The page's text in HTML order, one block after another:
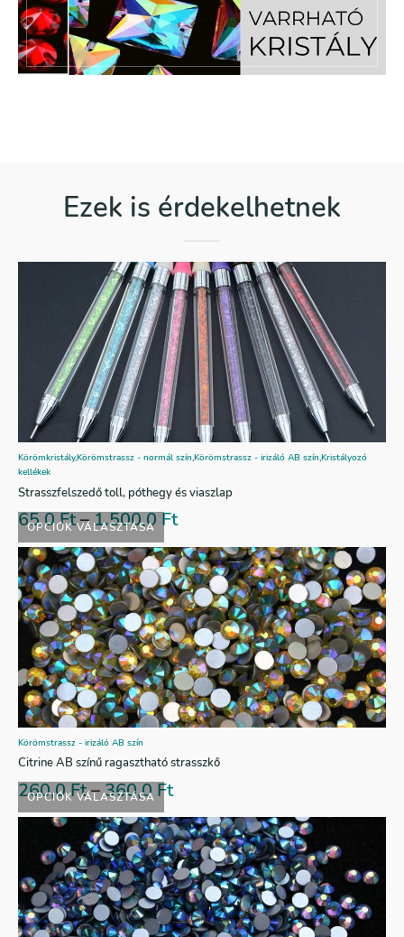
Ezek is érdekelhetnek
OPCIÓK VÁLASZTÁSA
Körömkristály,Körömstrassz - normál szín,Körömstrassz - irizáló AB szín,Kristályozó
kellékek
Strasszfelszedő toll, póthegy és viaszlap
65,0Ft–1.500,0Ft
OPCIÓK VÁLASZTÁSA
Körömstrassz - irizáló AB szín
Citrine AB színű ragasztható strasszkő
260,0Ft–360,0Ft